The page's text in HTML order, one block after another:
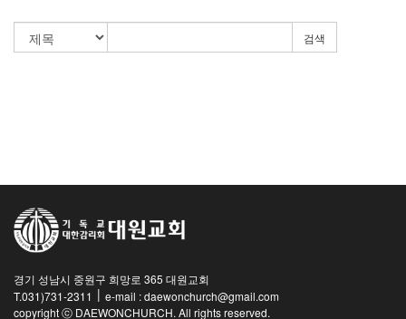
검색
경기 성남시 중원구 희망로 365 대원교회
T.031)731-2311 | e-mail : daewonchurch@gmail.com
copyright ⓒ DAEWONCHURCH. All rights reserved.